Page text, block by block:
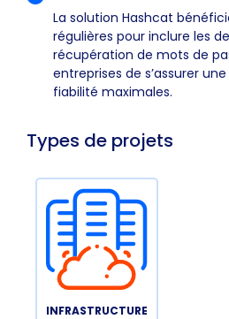
La solution Hashcat
régulières pour inclure les
récupération de mots de
entreprises de s’assurer
fiabilité maximales.
Types de projets
INFRASTRUCTURE